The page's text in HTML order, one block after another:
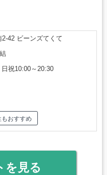
42 ビーンズてくて
祝10:00～20:30
もおすすめ
を見る